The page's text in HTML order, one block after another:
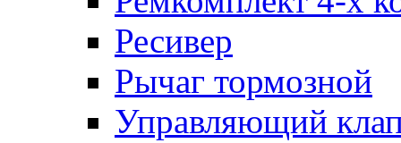
Ресивер
Рычаг тормозной
Управляющий